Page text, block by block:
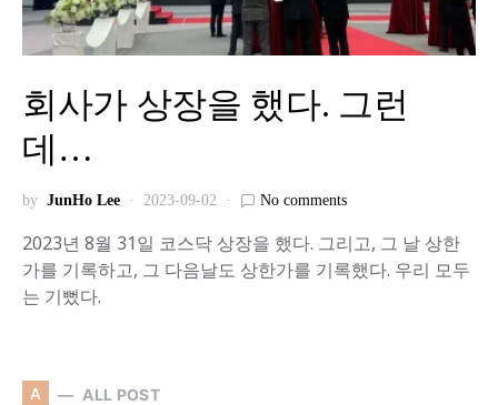
회사가 상장을 했다. 그런
데…
by JunHo Lee 2023-09-02 No comments
2023년 8월 31일 코스닥 상장을 했다. 그리고, 그 날 상한
가를 기록하고, 그 다음날도 상한가를 기록했다. 우리 모두
는 기뻤다.
A ALL POST